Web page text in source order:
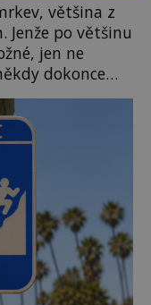
většina z
Jenže po většinu
jen ne
dokonce
pečlivého
které si českou
Její příběh je